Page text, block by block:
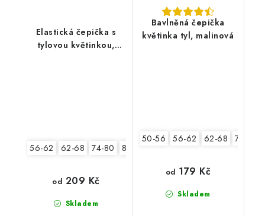
Elastická čepička s
tylovou květinkou,
56-62 62-68 74-80 80-86
Skladem
od 209 Kč
Bavlněná čepička
květinka tyl, malinová
50-56 56-62 62-68 74-80
Skladem
od 179 Kč